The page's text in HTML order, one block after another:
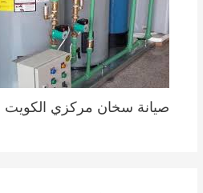
صيانة سخان مركزي الكويت